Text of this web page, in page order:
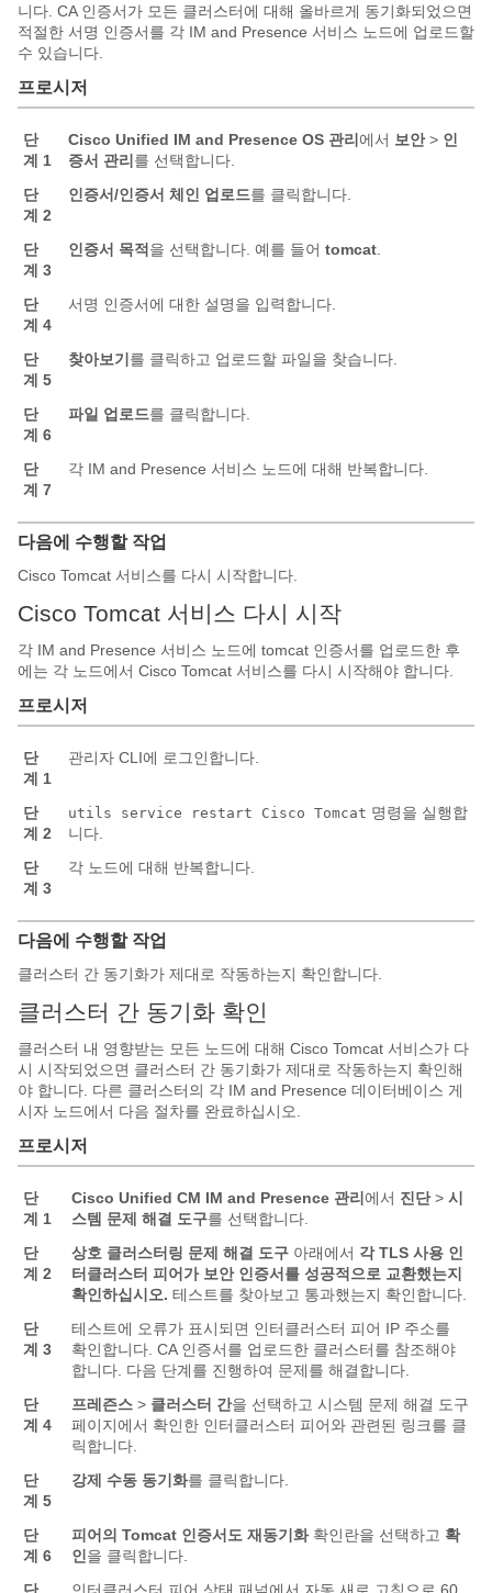
니다. CA 인증서가 모든 클러스터에 대해 올바르게 동기화되었으면
적절한 서명 인증서를 각 IM and Presence 서비스 노드에 업로드할
수 있습니다.
프로시저
단
계 1
Cisco Unified IM and Presence OS 관리 에서 보안> 인
증서 관리 를 선택합니다.
단
계 2
인증서/인증서 체인 업로드를 클릭합니다.
단
계 3
인증서 목적 을 선택합니다. 예를 들어 tomcat
단
계 4
서명 인증서에 대한 설명을 입력합니다.
단
계 5
찾아보기 를 클릭하고 업로드할 파일을 찾습니다.
단
계 6
파일 업로드를 클릭합니다.
단
계 7
각 IM and Presence 서비스 노드에 대해 반복합니다.
다음에 수행할 작업
Cisco Tomcat 서비스를 다시 시작합니다.
Cisco Tomcat 서비스 다시 시작
각 IM and Presence 서비스 노드에 tomcat 인증서를 업로드한 후
에는 각 노드에서 Cisco Tomcat 서비스를 다시 시작해야 합니다.
프로시저
단
계 1
관리자 CLI에 로그인합니다.
단
계 2
utils service restart Cisco Tomcat 명령을 실행합
니다.
단
계 3
각 노드에 대해 반복합니다.
다음에 수행할 작업
클러스터 간 동기화가 제대로 작동하는지 확인합니다.
클러스터 간 동기화 확인
클러스터 내 영향받는 모든 노드에 대해 Cisco Tomcat 서비스가 다
시 시작되었으면 클러스터 간 동기화가 제대로 작동하는지 확인해
야 합니다. 다른 클러스터의 각 IM and Presence 데이터베이스 게
시자 노드에서 다음 절차를 완료하십시오.
프로시저
단
계 1
Cisco Unified CM IM and Presence 관리 에서 진단> 시
스템 문제 해결 도구를 선택합니다.
단
계 2
상호 클러스터링 문제 해결 도구 아래에서 각 TLS 사용 인
터클러스터 피어가 보안 인증서를 성공적으로 교환했는지
확인하십시오. 테스트를 찾아보고 통과했는지 확인합니다.
단
계 3
테스트에 오류가 표시되면 인터클러스터 피어 IP 주소를
확인합니다. CA 인증서를 업로드한 클러스터를 참조해야
합니다. 다음 단계를 진행하여 문제를 해결합니다.
단
계 4
프레즌스 > 클러스터 간을 선택하고 시스템 문제 해결 도구
페이지에서 확인한 인터클러스터 피어와 관련된 링크를 클
릭합니다.
단
계 5
강제 수동 동기화를 클릭합니다.
단
계 6
피어의 Tomcat 인증서도 재동기화확인란을 선택하고 확
인 을 클릭합니다.